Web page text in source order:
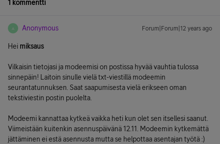
1 kommentti
A Anonymous Forum|Forum|12 years ago
Hei miksaus
Vilkaisin tietojasi ja modeemisi on postissa hyvää vauhtia tulossa
sinnepäin! Laitoin sinulle vielä txt-viestillä modeemin
seurantatunnuksen. Saat saapumisesta vielä erikseen oman
tekstiviestin postin puolelta.
Modeemi kannattaa kytkeä vaikka heti kun olet sen itsellesi saanut.
Viimeistään kuitenkin asennuspäivänä 12.11. Modeemin kytkemättä
jättäminen ei estä asennusta mutta se helpottaa asentajan työtä :)